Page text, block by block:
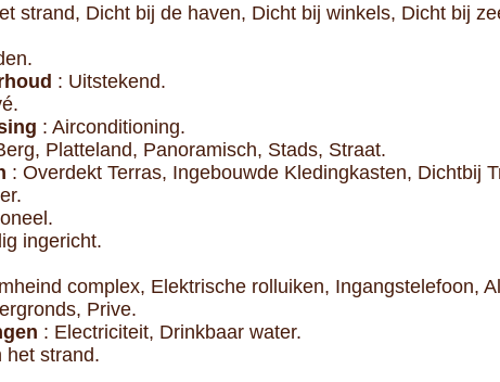
strand, Dicht bij de haven, Dicht bij winkels, Dicht bij
: Uitstekend.
: Airconditioning.
Platteland, Panoramisch, Stads, Straat.
: Overdekt Terras, Ingebouwde Kledingkasten, Dichtbij
ingericht.
complex, Elektrische rolluiken, Ingangstelefoon,
Prive.
: Electriciteit, Drinkbaar water.
strand.